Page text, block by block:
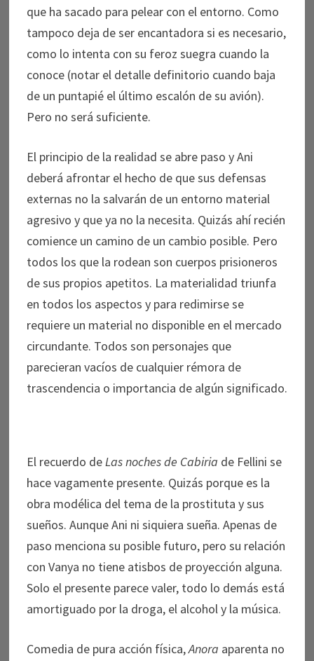
que ha sacado para pelear con el entorno. Como
tampoco deja de ser encantadora si es necesario,
como lo intenta con su feroz suegra cuando la
conoce (notar el detalle definitorio cuando baja
de un puntapié el último escalón de su avión).
Pero no será suficiente.
El principio de la realidad se abre paso y Ani
deberá afrontar el hecho de que sus defensas
externas no la salvarán de un entorno material
agresivo y que ya no la necesita. Quizás ahí recién
comience un camino de un cambio posible. Pero
todos los que la rodean son cuerpos prisioneros
de sus propios apetitos. La materialidad triunfa
en todos los aspectos y para redimirse se
requiere un material no disponible en el mercado
circundante. Todos son personajes que
parecieran vacíos de cualquier rémora de
trascendencia o importancia de algún significado.
El recuerdo deLas noches de Cabiria de Fellini se
hace vagamente presente. Quizás porque es la
obra modélica del tema de la prostituta y sus
sueños. Aunque Ani ni siquiera sueña. Apenas de
paso menciona su posible futuro, pero su relación
con Vanya no tiene atisbos de proyección alguna.
Solo el presente parece valer, todo lo demás está
amortiguado por la droga, el alcohol y la música.
Comedia de pura acción física,Anora aparenta no